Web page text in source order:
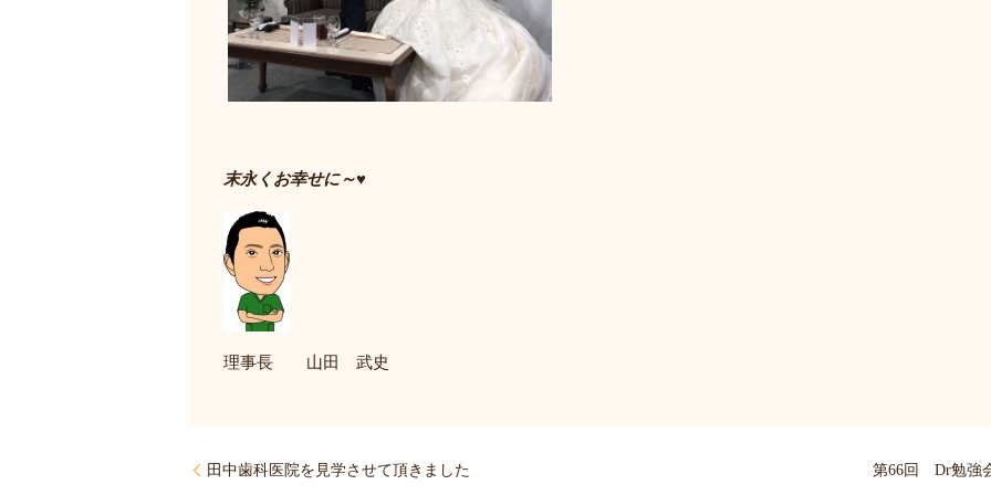
末永くお幸せに～♥
理事長 山田 武史
田中歯科医院を見学させて頂きました 第66回 Dr勉強